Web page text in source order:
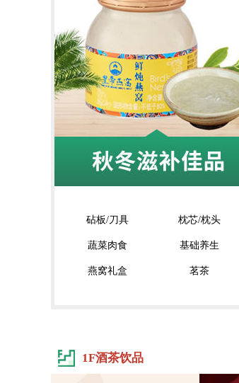
砧板/刀具 枕芯/枕头
蔬菜肉食 基础养生
燕窝礼盒 茗茶
1F酒茶饮品